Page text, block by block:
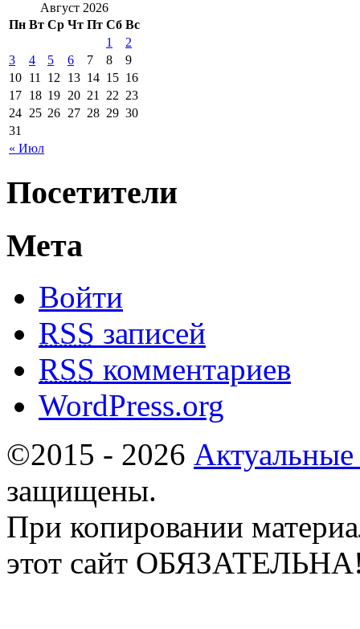
Август 2026
Пн Вт Ср Чт Пт Сб Вс
« Июл
1
2
3
4 5 6 7 8
9
10 11 12 13 14 15 16
17 18 19 20 21 22 23
24 25 26 27 28 29 30
31
Посетители
Мета
Войти
RSS записей
RSS комментариев
WordPress.org
©2015 - 2026
защищены.
При копировании
этот сайт